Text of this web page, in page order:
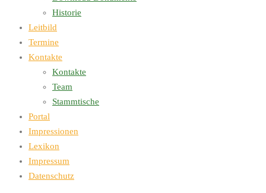
Historie
Leitbild
Termine
Kontakte
Kontakte
Team
Stammtische
Portal
Impressionen
Lexikon
Impressum
Datenschutz